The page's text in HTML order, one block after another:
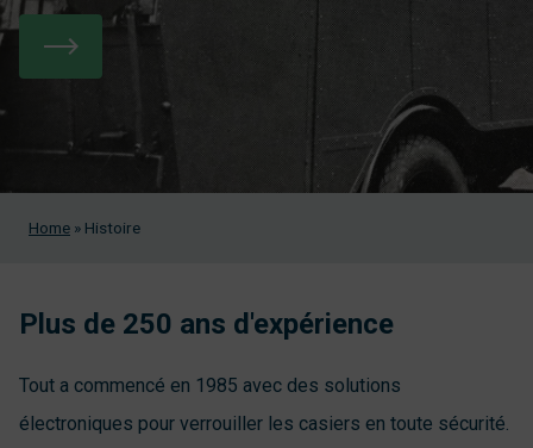
Home » Histoire
Plus de 250 ans d'expérience
Tout a commencé en 1985 avec des solutions
électroniques pour verrouiller les casiers en toute sécurité.